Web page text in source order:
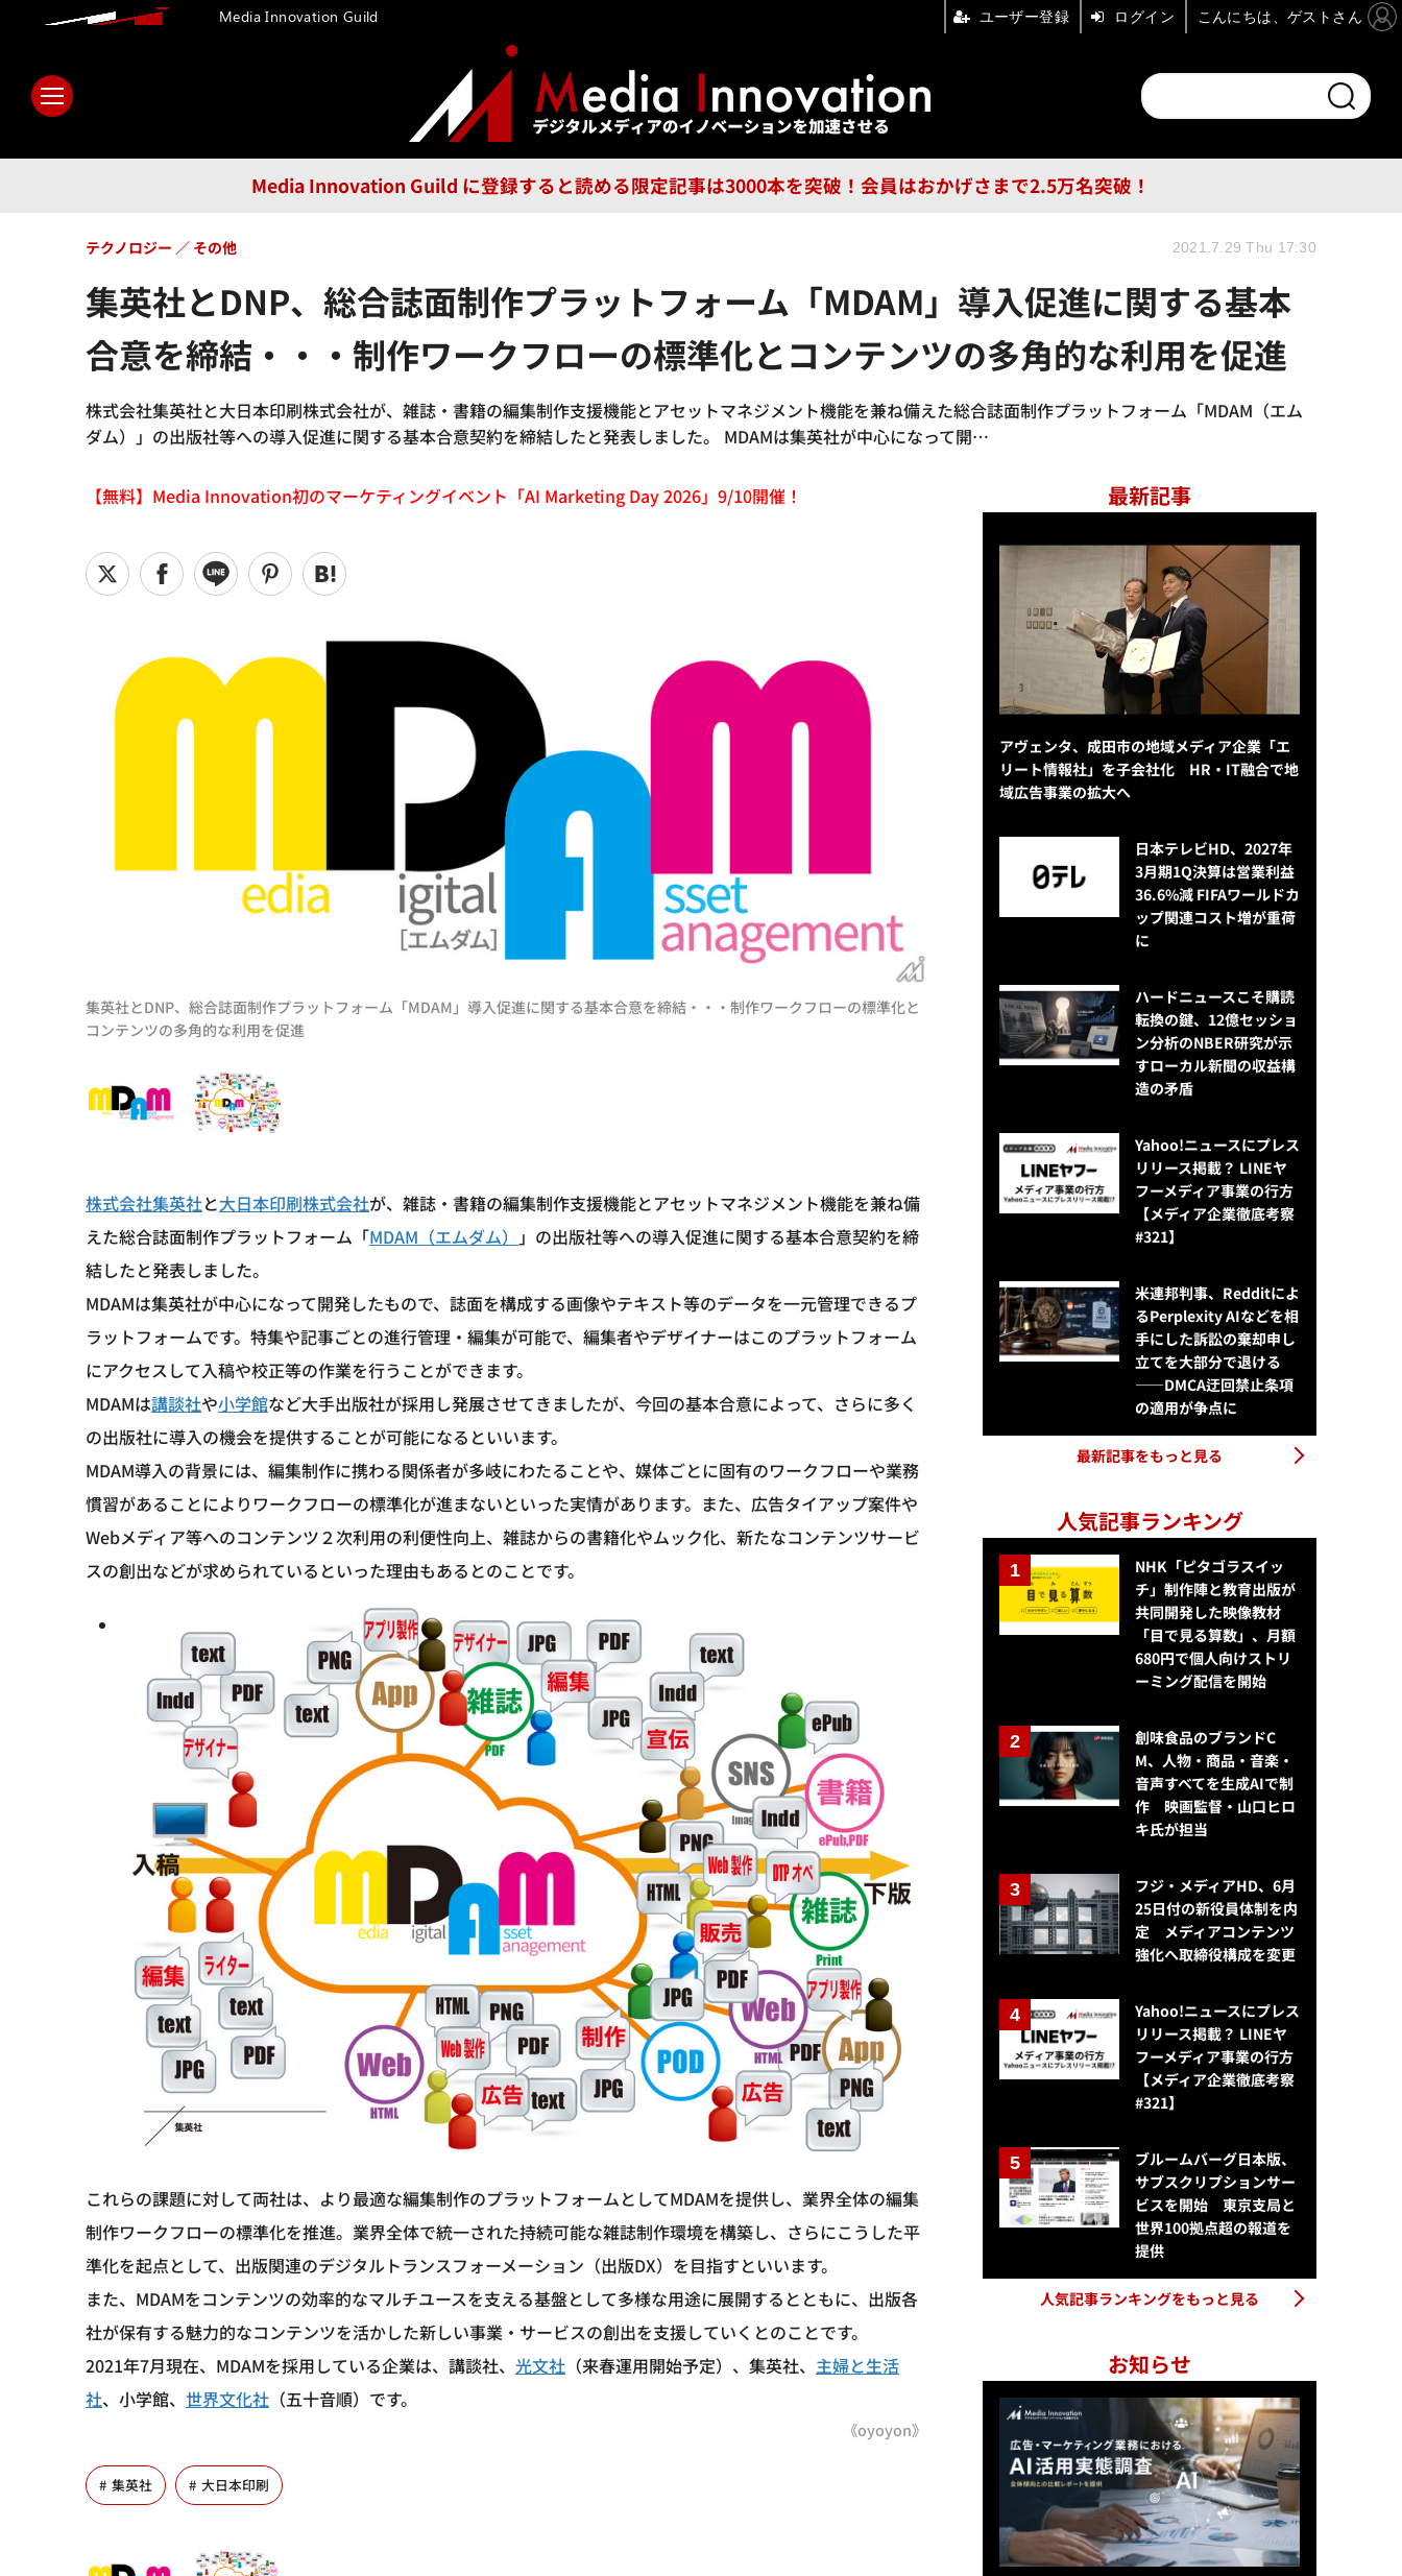
Media Innovation Guild に登録すると読める限定記事は3000本を突破！会員はおかげさまで2.5万名突破！
メディア テクノロジー 広告 企業 特集 ブランドチャンネル
フォーエム その他
集英社とDNP、総合誌面制作プラットフォーム「MDAM」導入促進に関する基本
合意を締結・・・制作ワークフローの標準化とコンテンツの多角的な利用を促進
株式会社集英社と大日本印刷株式会社が、雑誌・書籍の編集制作支援機能とアセットマネジメント機能を兼ね備えた総合誌面制作プラットフォーム「MDAM（エム
ダム）」の出版社等への導入促進に関する基本合意契約を締結したと発表しました。 MDAMは集英社が中心になって開…
テクノロジー その他 2021.7.29 Thu 17:30
【無料】Media Innovation初のマーケティングイベント「AI Marketing Day 2026」9/10開催！
集英社とDNP、総合誌面制作プラットフォーム「MDAM」導入促進に関する基本合意を締結・・・制作ワークフローの標準化と
コンテンツの多角的な利用を促進
株式会社集英社と大日本印刷株式会社が、雑誌・書籍の編集制作支援機能とアセットマネジメント機能を兼ね備
えた総合誌面制作プラットフォーム「MDAM（エムダム）
」の出版社等への導入促進に関する基本合意契約を締
結したと発表しました。
MDAMは集英社が中心になって開発したもので、誌面を構成する画像やテキスト等のデータを一元管理できるプ
ラットフォームです。特集や記事ごとの進行管理・編集が可能で、編集者やデザイナーはこのプラットフォーム
にアクセスして入稿や校正等の作業を行うことができます。
MDAMは講談社や小学館など大手出版社が採用し発展させてきましたが、今回の基本合意によって、さらに多く
の出版社に導入の機会を提供することが可能になるといいます。
MDAM導入の背景には、編集制作に携わる関係者が多岐にわたることや、媒体ごとに固有のワークフローや業務
慣習があることによりワークフローの標準化が進まないといった実情があります。また、広告タイアップ案件や
Webメディア等へのコンテンツ２次利用の利便性向上、雑誌からの書籍化やムック化、新たなコンテンツサービ
スの創出などが求められているといった理由もあるとのことです。
これらの課題に対して両社は、より最適な編集制作のプラットフォームとしてMDAMを提供し、業界全体の編集
制作ワークフローの標準化を推進。業界全体で統一された持続可能な雑誌制作環境を構築し、さらにこうした平
準化を起点として、出版関連のデジタルトランスフォーメーション（出版DX）を目指すといいます。
また、MDAMをコンテンツの効率的なマルチユースを支える基盤として多様な用途に展開するとともに、出版各
社が保有する魅力的なコンテンツを活かした新しい事業・サービスの創出を支援していくとのことです。
2021年7月現在、MDAMを採用している企業は、講談社、 光文社 （来春運用開始予定）、集英社、 主婦と生活
社、小学館、 世界文化社 （五十音順）です。
《oyoyon》
集英社 大日本印刷
最新記事
アヴェンタ、成田市の地域メディア企業「エ
リート情報社」を子会社化 HR・IT融合で地
域広告事業の拡大へ
日本テレビHD、2027年
3月期1Q決算は営業利益
36.6%減 FIFAワールドカ
ップ関連コスト増が重荷
に
ハードニュースこそ購読
転換の鍵、12億セッショ
ン分析のNBER研究が示
すローカル新聞の収益構
造の矛盾
Yahoo!ニュースにプレス
リリース掲載？ LINEヤ
フーメディア事業の行方
【メディア企業徹底考察
#321】
米連邦判事、Redditによ
るPerplexity AIなどを相
手にした訴訟の棄却申し
立てを大部分で退ける
——DMCA迂回禁止条項
の適用が争点に
最新記事をもっと見る
人気記事ランキング
NHK「ピタゴラスイッ
チ」制作陣と教育出版が
共同開発した映像教材
「目で見る算数」、月額
680円で個人向けストリ
ーミング配信を開始
創味食品のブランドC
M、人物・商品・音楽・
音声すべてを生成AIで制
作 映画監督・山口ヒロ
キ氏が担当
フジ・メディアHD、6月
25日付の新役員体制を内
定 メディアコンテンツ
強化へ取締役構成を変更
Yahoo!ニュースにプレス
リリース掲載？ LINEヤ
フーメディア事業の行方
【メディア企業徹底考察
#321】
ブルームバーグ日本版、
サブスクリプションサー
ビスを開始 東京支局と
世界100拠点超の報道を
提供
人気記事ランキングをもっと見る
お知らせ
Media Innovation Guild ユーザー登録 ログイン こんにちは、ゲストさん